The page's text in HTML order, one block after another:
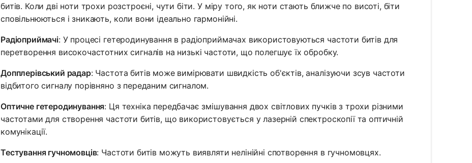
битів. Коли дві ноти трохи розстроєні, чути біти. У міру того, як ноти стають ближче по висоті, біти
сповільнюються і зникають, коли вони ідеально гармонійні.
Радіоприймачі: У процесі гетеродинування в радіоприймачах використовуються частоти битів для
перетворення високочастотних сигналів на низькі частоти, що полегшує їх обробку.
Допплерівський радар: Частота битів може вимірювати швидкість об'єктів, аналізуючи зсув частоти
відбитого сигналу порівняно з переданим сигналом.
Оптичне гетеродинування: Ця техніка передбачає змішування двох світлових пучків з трохи різними
частотами для створення частоти битів, що використовується у лазерній спектроскопії та оптичній
комунікації.
Тестування гучномовців: Частоти битів можуть виявляти нелінійні спотворення в гучномовцях.